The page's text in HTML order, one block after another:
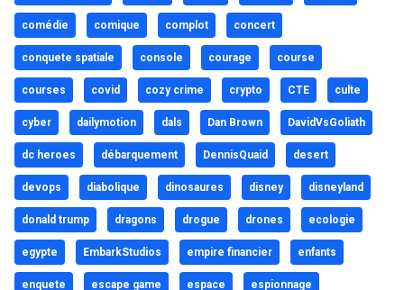
comédie comique complot concert
conquete spatiale console courage course
courses covid cozy crime crypto CTE culte
cyber dailymotion dals Dan Brown DavidVsGoliath
dc heroes débarquement DennisQuaid desert
devops diabolique dinosaures disney disneyland
donald trump dragons drogue drones ecologie
egypte EmbarkStudios empire financier enfants
enquete escape game espace espionnage